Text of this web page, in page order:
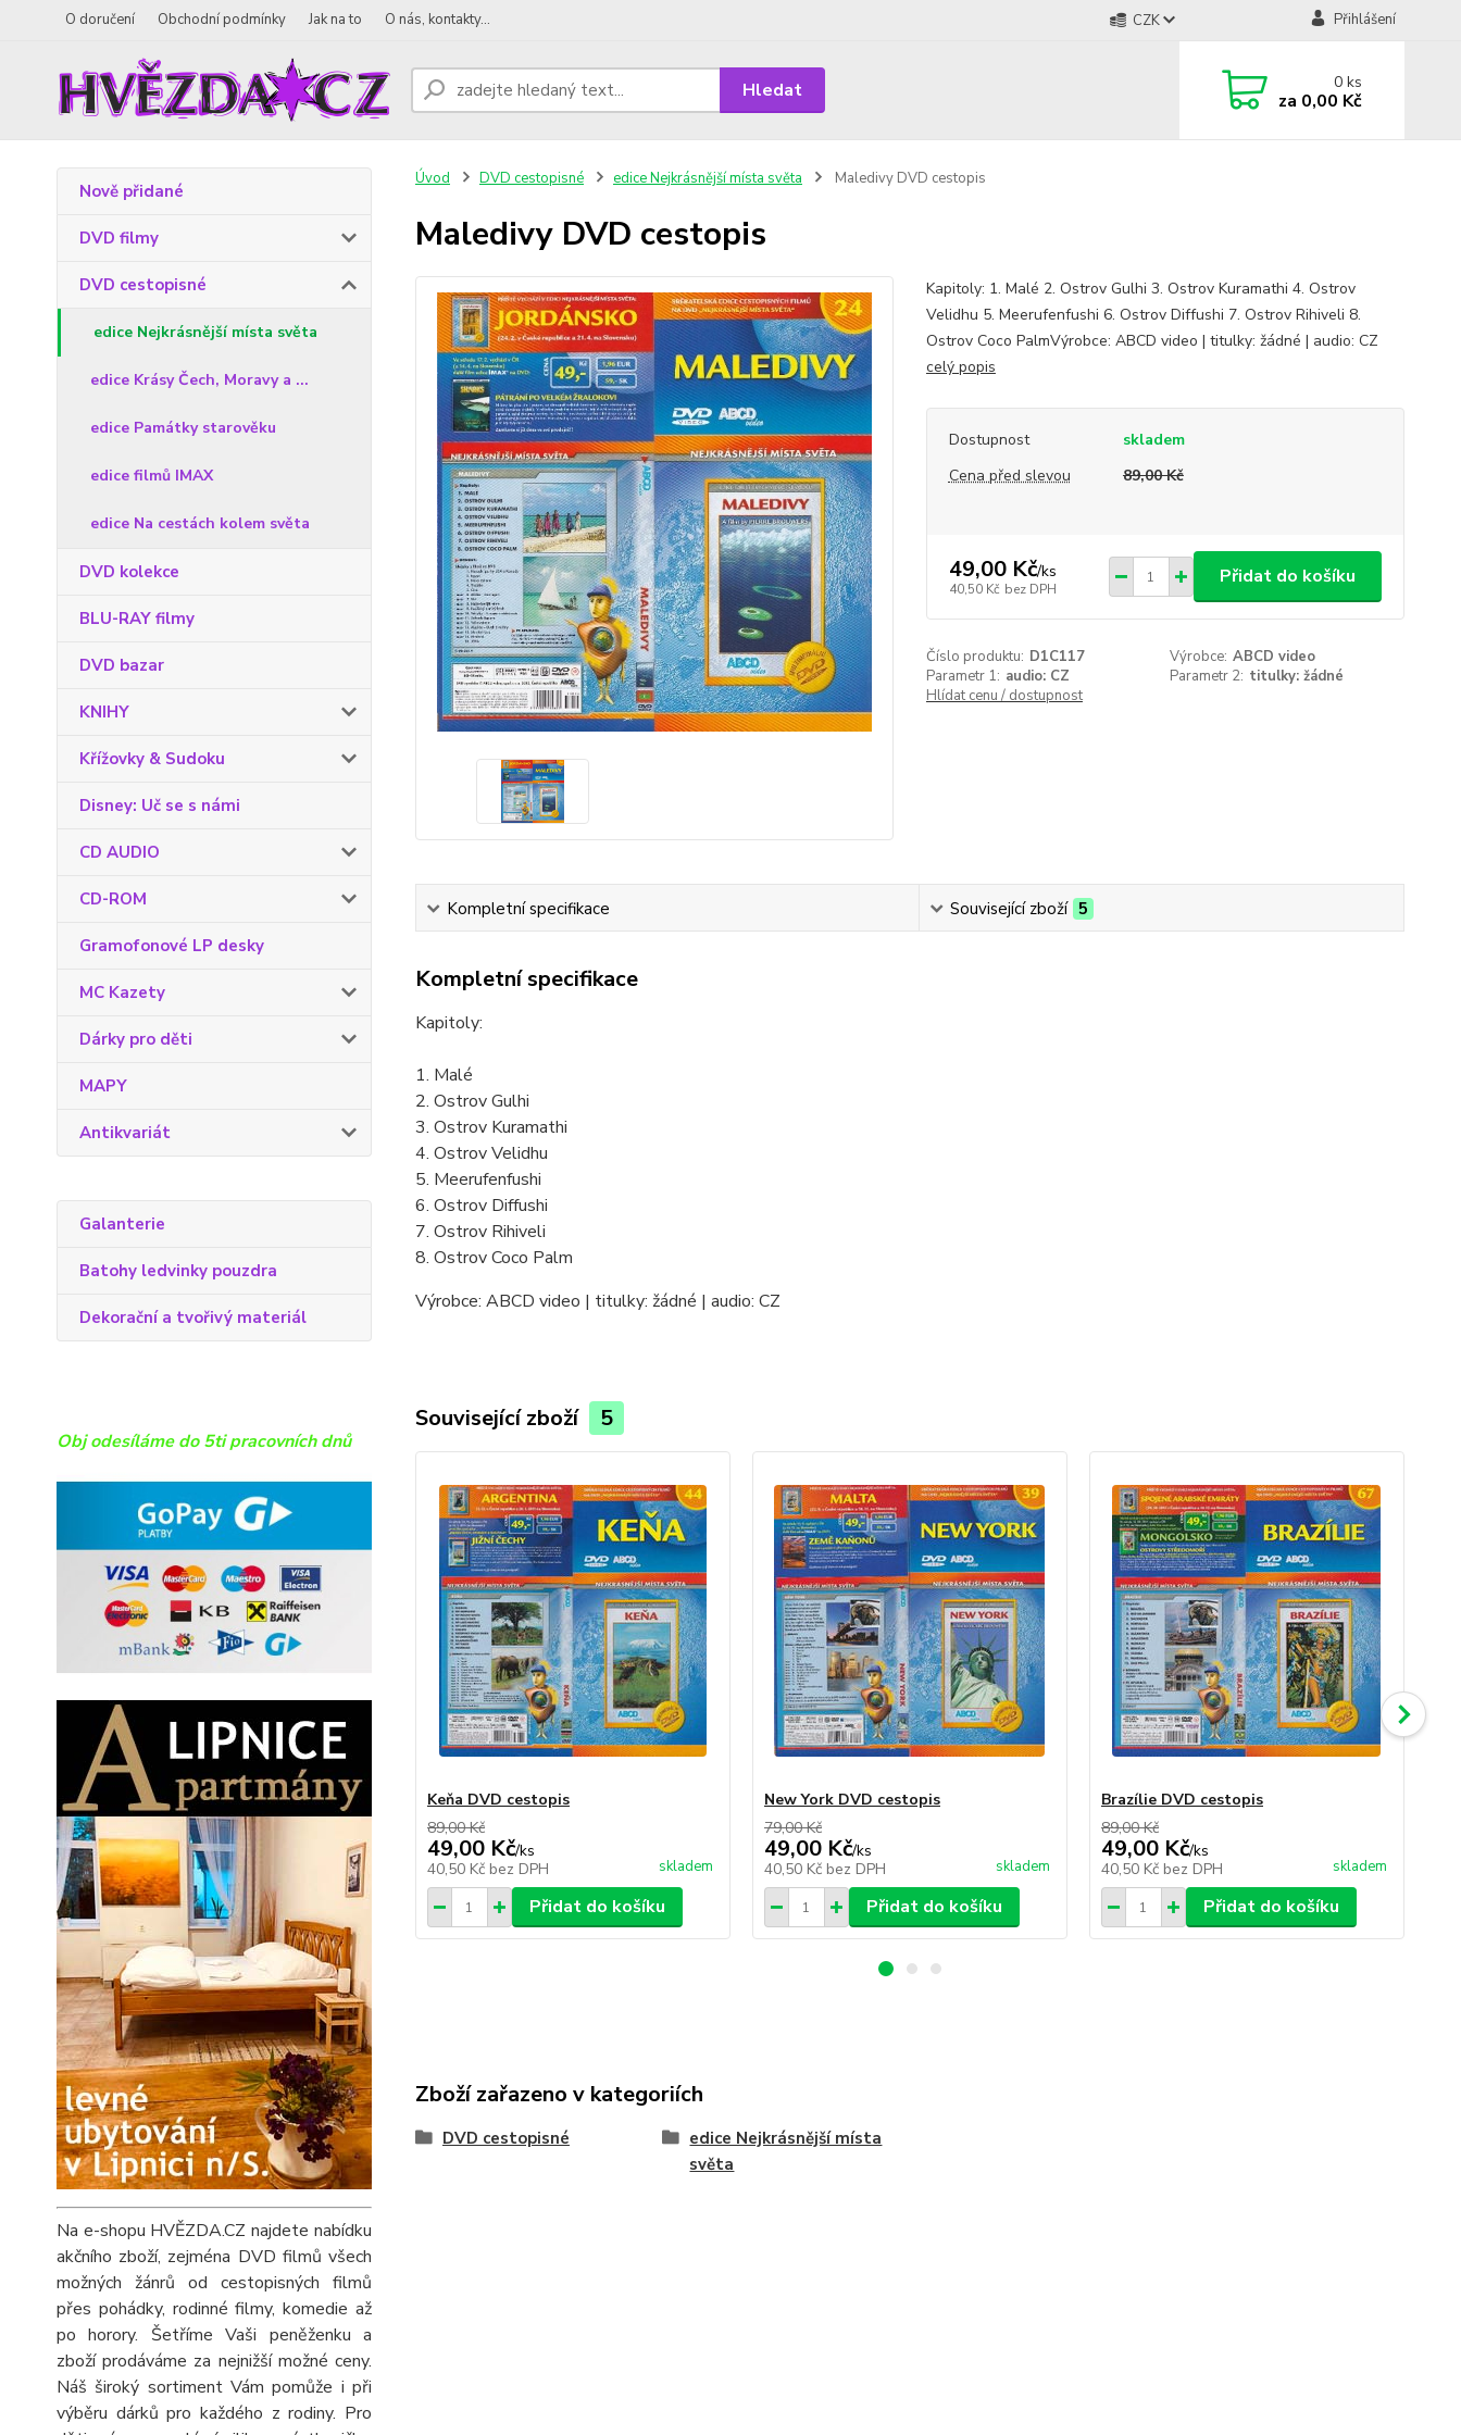
O doručení Obchodní podmínky Jak na to O nás, kontakty... CZK Přihlášení
Hledat 0ks
za 0,00 Kč
Nově přidané
DVD filmy
DVD cestopisné
edice Nejkrásnější místa světa
edice Krásy Čech, Moravy a ...
edice Památky starověku
edice filmů IMAX
edice Na cestách kolem světa
DVD kolekce
BLU-RAY filmy
DVD bazar
KNIHY
Křížovky & Sudoku
Disney: Uč se s námi
CD AUDIO
CD-ROM
Gramofonové LP desky
MC Kazety
Dárky pro děti
MAPY
Antikvariát
Galanterie
Batohy ledvinky pouzdra
Dekorační a tvořivý materiál
Obj odesíláme do 5ti pracovních dnů
Na e-shopu HVĚZDA.CZ najdete nabídku
akčního zboží, zejména DVD filmů všech
možných žánrů od cestopisných filmů
přes pohádky, rodinné filmy, komedie až
po horory. Šetříme Vaši peněženku a
zboží prodáváme za nejnižší možné ceny.
Náš široký sortiment Vám pomůže i při
výběru dárků pro každého z rodiny. Pro
Úvod DVD cestopisné edice Nejkrásnější místa světa Maledivy DVD cestopis
Maledivy DVD cestopis
Kapitoly: 1. Malé 2. Ostrov Gulhi 3. Ostrov Kuramathi 4. Ostrov
Velidhu 5. Meerufenfushi 6. Ostrov Diffushi 7. Ostrov Rihiveli 8.
Ostrov Coco PalmVýrobce: ABCD video | titulky: žádné | audio: CZ
celý popis
Dostupnost
skladem
Cena před slevou
89,00 Kč
49,00 Kč/ks
40,50 Kč bez DPH
Přidat do košíku
Číslo produktu: D1C117 Výrobce: ABCD video
Parametr 1: audio: CZ Parametr 2: titulky: žádné
Hlídat cenu / dostupnost
Kompletní specifikace Související zboží 5
Kompletní specifikace
Kapitoly:
1. Malé
2. Ostrov Gulhi
3. Ostrov Kuramathi
4. Ostrov Velidhu
5. Meerufenfushi
6. Ostrov Diffushi
7. Ostrov Rihiveli
8. Ostrov Coco Palm
Výrobce: ABCD video | titulky: žádné | audio: CZ
Související zboží 5
Keňa DVD cestopis
89,00 Kč
49,00 Kč/ks
40,50 Kč bez DPH skladem
Přidat do košíku
New York DVD cestopis
79,00 Kč
49,00 Kč/ks
40,50 Kč bez DPH skladem
Přidat do košíku
Brazílie DVD cestopis
89,00 Kč
49,00 Kč/ks
40,50 Kč bez DPH skladem
Přidat do košíku
Zboží zařazeno v kategoriích
DVD cestopisné
edice Nejkrásnější místa
světa